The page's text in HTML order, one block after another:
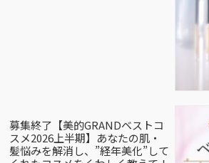
募集終了【美的GRANDベストコ
スメ2026上半期】あなたの肌・
髪悩みを解消し、”経年美化”して